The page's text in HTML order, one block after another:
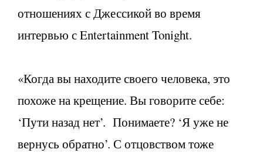
отношениях с Джессикой во время
интервью с Entertainment Tonight.
«Когда вы находите своего человека, это
похоже на крещение. Вы говорите себе:
‘Пути назад нет’. Понимаете? ‘Я уже не
вернусь обратно’. С отцовством тоже